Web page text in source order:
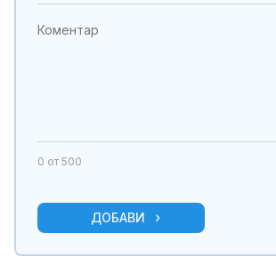
0 от 500
ДОБАВИ